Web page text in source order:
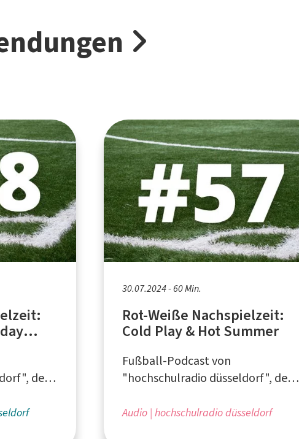
dem
30.07.2024 - 60 Min.
Rot-Weiße Nachspielzeit:
Cold Play & Hot Summer
Fußball-Podcast von
"hochschulradio düsseldorf", dem
Hochschulen
Audio hochschulradio düsseldorf